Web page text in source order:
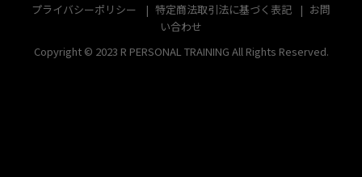
プライバシーポリシー 特定商法取引法に基づく表記
お問
い合わせ
Copyright © 2023 R PERSONAL TRAINING All Rights Reserved.